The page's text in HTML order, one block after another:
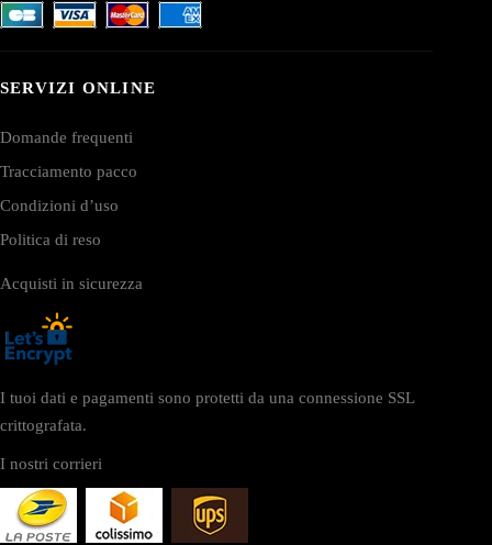
SERVIZI ONLINE
Domande frequenti
Tracciamento pacco
Condizioni d’uso
Politica di reso
Acquisti in sicurezza
I tuoi dati e pagamenti sono protetti da una connessione SSL
crittografata.
I nostri corrieri